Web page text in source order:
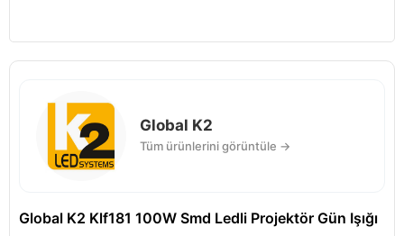
Global K2
Tüm ürünlerini görüntüle →
Global K2 Klf181 100W Smd Ledli Projektör Gün Işığı